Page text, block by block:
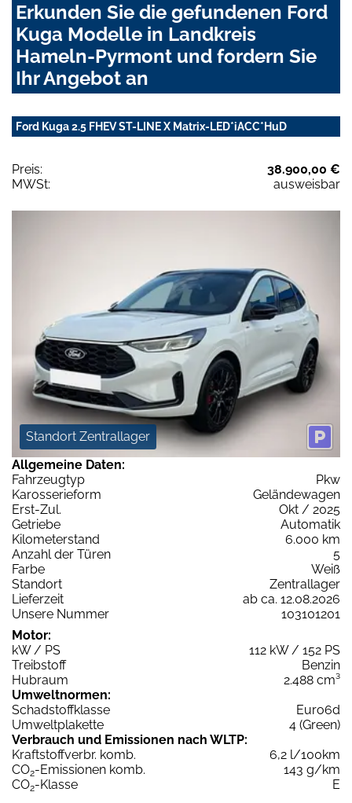
Erkunden Sie die gefundenen Ford
Kuga Modelle in Landkreis
Hameln-Pyrmont und fordern Sie
Ihr Angebot an
Ford Kuga 2.5 FHEV ST-LINE X Matrix-LED*iACC*HuD
Preis:
38.900,00 €
MWSt:
ausweisbar
Standort Zentrallager
Allgemeine Daten:
Fahrzeugtyp
Pkw
Karosserieform
Geländewagen
Erst-Zul.
Okt / 2025
Getriebe
Automatik
Kilometerstand
6.000 km
Anzahl der Türen
5
Farbe
Weiß
Standort
Zentrallager
Lieferzeit
ab ca. 12.08.2026
Unsere Nummer
103101201
Motor:
kW / PS
112 kW / 152 PS
Treibstoff
Benzin
Hubraum
2.488 cm³
Umweltnormen:
Schadstoffklasse
Euro6d
Umweltplakette
4 (Green)
Verbrauch und Emissionen nach WLTP:
Kraftstoffverbr. komb.
6,2 l/100km
CO2-Emissionen komb.
143 g/km
CO2-Klasse
E